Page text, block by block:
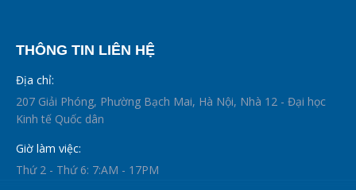
THÔNG TIN LIÊN HỆ
Địa chỉ:
207 Giải Phóng, Phường Bạch Mai, Hà Nội, Nhà 12 - Đại học
Kinh tế Quốc dân
Giờ làm việc:
Thứ 2 - Thứ 6: 7:AM - 17PM